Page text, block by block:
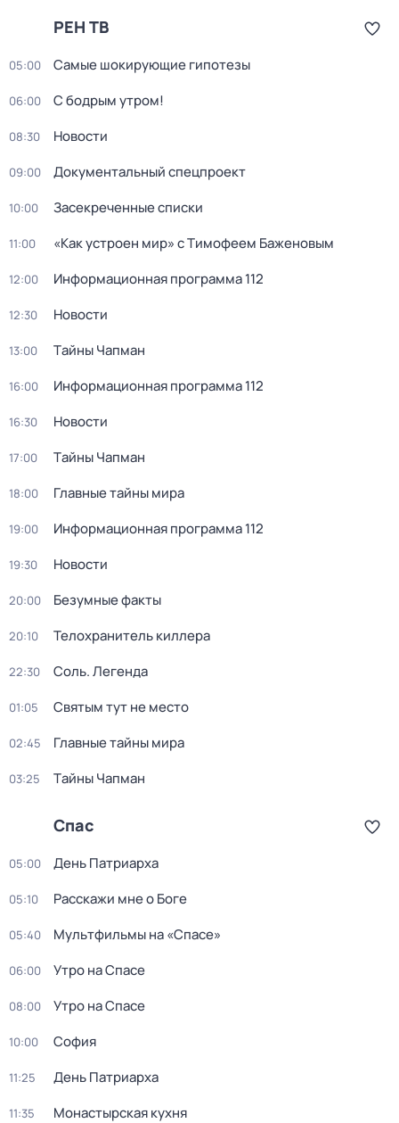
РЕН ТВ
05:00 Самые шoкиpующие гипотезы
06:00 С бодрым утром!
08:30 Новости
09:00 Докyментальный cпецпроект
10:00 Заcекрeченные списки
11:00 «Как устроен мир» с Тимофеем Баженовым
12:00 Информационная программа 112
12:30 Новости
13:00 Тaйны Чапман
16:00 Информационная программа 112
16:30 Новости
17:00 Тaйны Чапман
18:00 Главные тайны мира
19:00 Информационная программа 112
19:30 Новости
20:00 Безумные факты
20:10 Телохранитель киллера
22:30 Соль. Легенда
01:05 Святым тут не место
02:45 Главные тайны мира
03:25 Тaйны Чапман
Спас
05:00 День Патриарха
05:10 Расскажи мне о Боге
05:40 Мультфильмы на «Спасе»
06:00 Утро на Спасе
08:00 Утро на Спасе
10:00 София
11:25 День Патриарха
11:35 Монастырская кухня